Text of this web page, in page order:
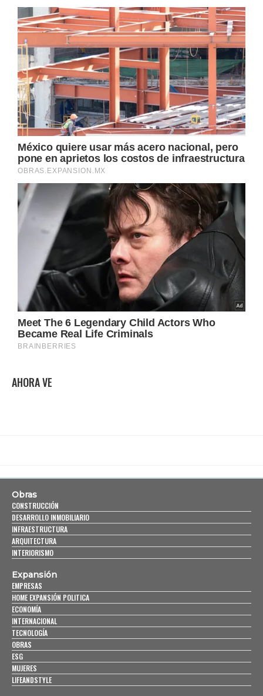
AHORA VE
Obras
CONSTRUCCIÓN
DESARROLLO INMOBILIARIO
INFRAESTRUCTURA
ARQUITECTURA
INTERIORISMO
Expansión
EMPRESAS
HOME EXPANSIÓN POLITICA
ECONOMÍA
INTERNACIONAL
TECNOLOGÍA
OBRAS
ESG
MUJERES
LIFEANDSTYLE